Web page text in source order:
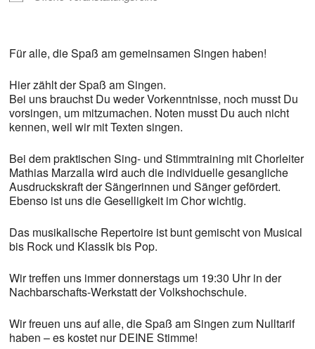
Für alle, die Spaß am gemeinsamen Singen haben!
Hier zählt der Spaß am Singen.
Bei uns brauchst Du weder Vorkenntnisse, noch musst Du
vorsingen, um mitzumachen. Noten musst Du auch nicht
kennen, weil wir mit Texten singen.
Bei dem praktischen Sing- und Stimmtraining mit Chorleiter
Mathias Marzalla wird auch die individuelle gesangliche
Ausdruckskraft der Sängerinnen und Sänger gefördert.
Ebenso ist uns die Geselligkeit im Chor wichtig.
Das musikalische Repertoire ist bunt gemischt von Musical
bis Rock und Klassik bis Pop.
Wir treffen uns immer donnerstags um 19:30 Uhr in der
Nachbarschafts-Werkstatt der Volkshochschule.
Wir freuen uns auf alle, die Spaß am Singen zum Nulltarif
haben – es kostet nur DEINE Stimme!